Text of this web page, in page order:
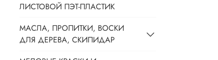
ЛИСТОВОЙ ПЭТ-ПЛАСТИК
МАСЛА, ПРОПИТКИ, ВОСКИ
ДЛЯ ДЕРЕВА, СКИПИДАР